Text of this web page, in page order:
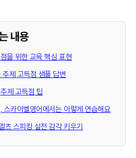
내용
을 위한 교육 핵심 표현
제 고득점 샘플 답변
제 고득점 팁
스카이벨영어에서는 이렇게 연습해요
스피킹 실전 감각 키우기